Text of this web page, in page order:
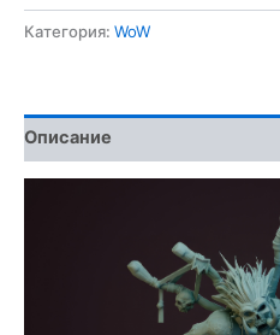
3D
Категория: WoW
Описание